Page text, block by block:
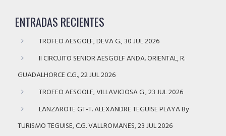
ENTRADAS RECIENTES
TROFEO AESGOLF, DEVA G., 30 JUL 2026
II CIRCUITO SENIOR AESGOLF ANDA. ORIENTAL, R.
GUADALHORCE C.G., 22 JUL 2026
TROFEO AESGOLF, VILLAVICIOSA G., 23 JUL 2026
LANZAROTE GT-T. ALEXANDRE TEGUISE PLAYA By
TURISMO TEGUISE, C.G. VALLROMANES, 23 JUL 2026